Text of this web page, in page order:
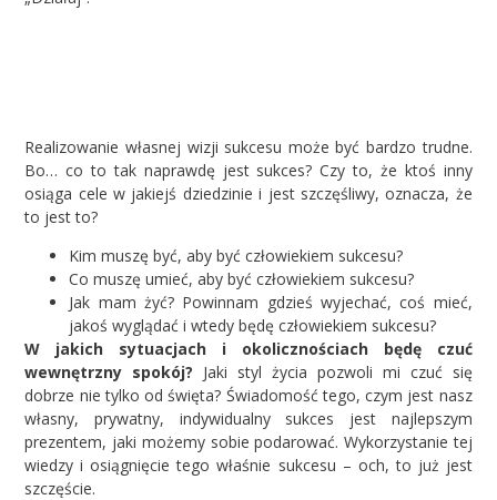
Realizowanie własnej wizji sukcesu może być bardzo trudne.
Bo… co to tak naprawdę jest sukces? Czy to, że ktoś inny
osiąga cele w jakiejś dziedzinie i jest szczęśliwy, oznacza, że
to jest to?
Kim muszę być, aby być człowiekiem sukcesu?
Co muszę umieć, aby być człowiekiem sukcesu?
Jak mam żyć? Powinnam gdzieś wyjechać, coś mieć,
jakoś wyglądać i wtedy będę człowiekiem sukcesu?
W jakich sytuacjach i okolicznościach będę czuć
wewnętrzny spokój? Jaki styl życia pozwoli mi czuć się
dobrze nie tylko od święta? Świadomość tego, czym jest nasz
własny, prywatny, indywidualny sukces jest najlepszym
prezentem, jaki możemy sobie podarować. Wykorzystanie tej
wiedzy i osiągnięcie tego właśnie sukcesu – och, to już jest
szczęście.